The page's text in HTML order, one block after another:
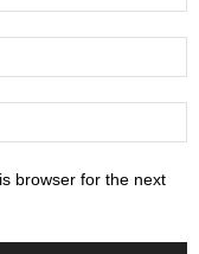
browser for the next